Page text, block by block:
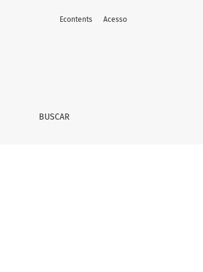
BUSCAR
Econtents Acesso